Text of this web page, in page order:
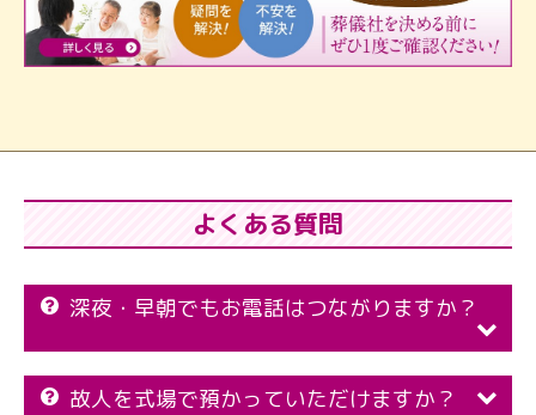
よくある質問
深夜・早朝でもお電話はつながりますか？
故人を式場で預かっていただけますか？